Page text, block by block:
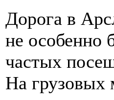
Дорога в
не особенно
частых
На грузовых